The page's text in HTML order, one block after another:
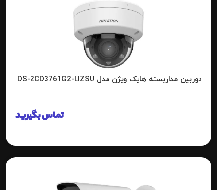
دوربین مداربسته هایک ویژن مدل DS-2CD3761G2-LIZSU
تماس بگیرید